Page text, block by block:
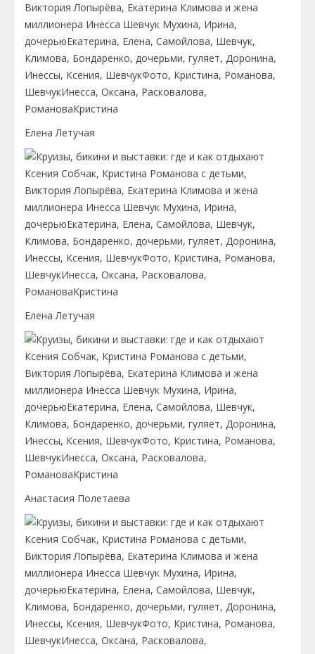
Елена Летучая
Елена Летучая
Анастасия Полетаева